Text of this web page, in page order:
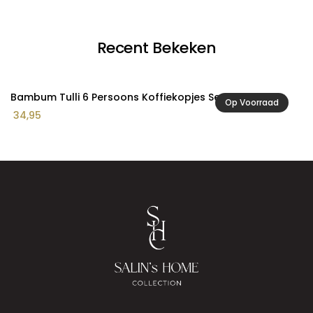
Recent Bekeken
Op Voorraad
Bambum Tulli 6 Persoons Koffiekopjes Set
34,95